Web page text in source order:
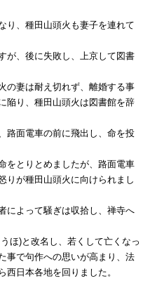
り、種田山頭火も妻子を連れて
が、後に失敗し、上京して図書
の妻は耐え切れず、離婚する事
陥り、種田山頭火は図書館を辞
路面電車の前に飛出し、命を投
をとりとめましたが、路面電車
りが種田山頭火に向けられまし
によって騒ぎは収拾し、禅寺へ
ほ)と改名し、若くして亡くなっ
事で句作への思いが高まり、法
日本各地を回りました。